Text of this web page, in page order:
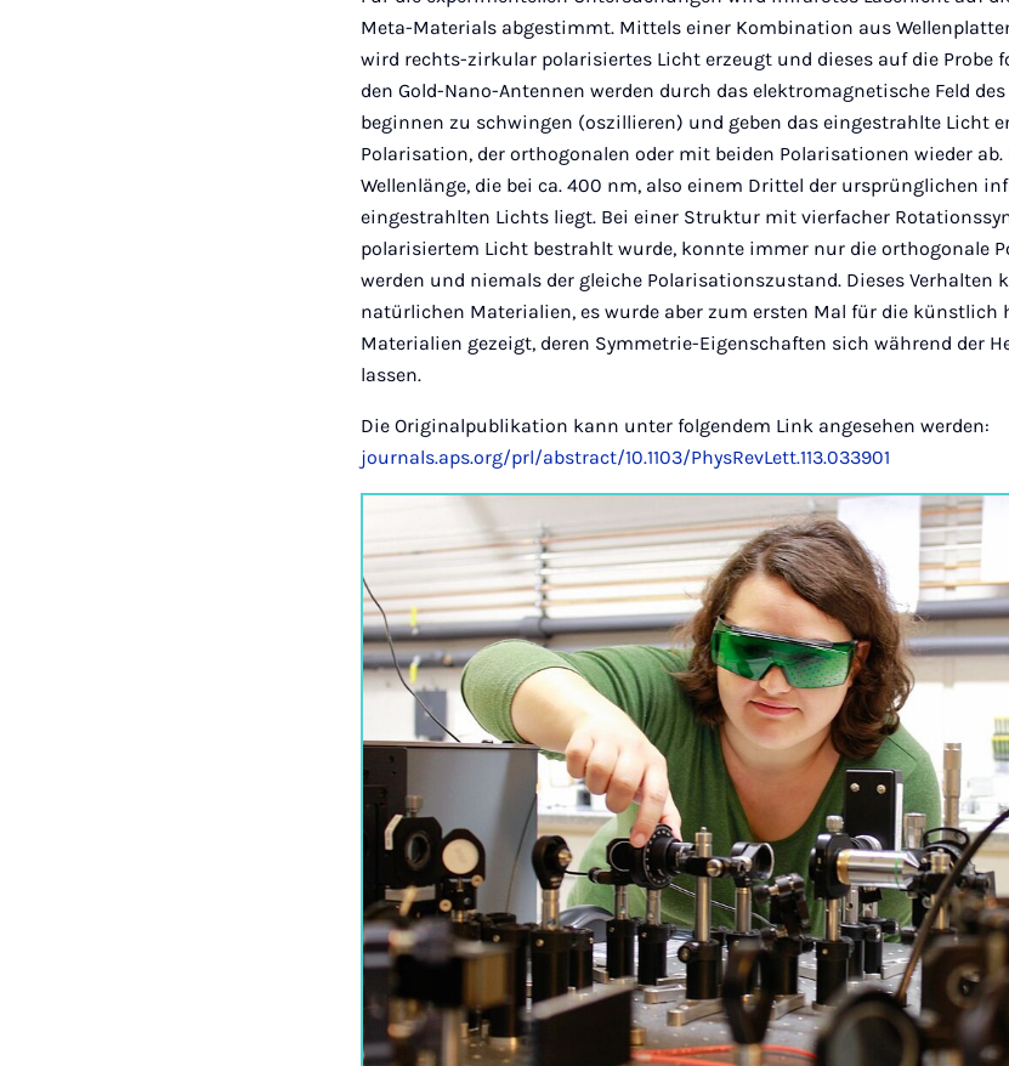
Meta-Materials abgestimmt. Mittels einer Kombination aus
wird rechts-zirkular polarisiertes Licht erzeugt und dieses auf die Probe
den Gold-Nano-Antennen werden durch das elektromagnetische Feld
beginnen zu schwingen (oszillieren) und geben das eingestrahlte Licht
Polarisation, der orthogonalen oder mit beiden Polarisationen wieder
Wellenlänge, die bei ca. 400 nm, also einem Drittel der ursprünglichen
eingestrahlten Lichts liegt. Bei einer Struktur mit vierfacher
polarisiertem Licht bestrahlt wurde, konnte immer nur die orthogonale
werden und niemals der gleiche Polarisationszustand. Dieses Verhalten
natürlichen Materialien, es wurde aber zum ersten Mal für die künstlich
Materialien gezeigt, deren Symmetrie-Eigenschaften sich während der
lassen.
Die Originalpublikation kann unter folgendem Link angesehen werden:
journals.aps.org/prl/abstract/10.1103/PhysRevLett.113.033901